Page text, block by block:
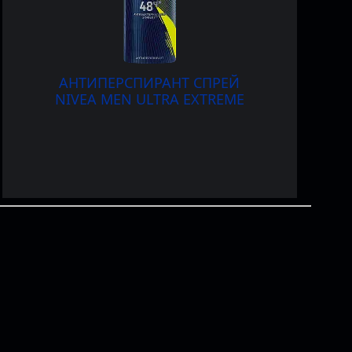
АНТИПЕРСПИРАНТ СПРЕЙ
NIVEA MEN ULTRA EXTREME